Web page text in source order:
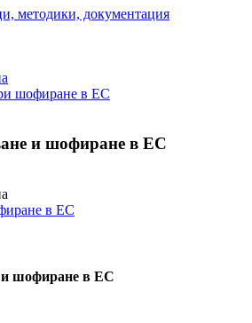
методики, документация
шофиране в ЕС
и шофиране в ЕС
в ЕС
и шофиране в ЕС